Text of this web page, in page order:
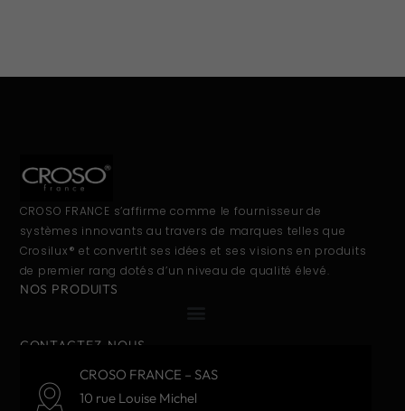
CROSO FRANCE s’affirme comme le fournisseur de
systèmes innovants au travers de marques telles que
Crosilux® et convertit ses idées et ses visions en produits
de premier rang dotés d’un niveau de qualité élevé.
NOS PRODUITS
CONTACTEZ-NOUS
CROSO FRANCE – SAS
10 rue Louise Michel